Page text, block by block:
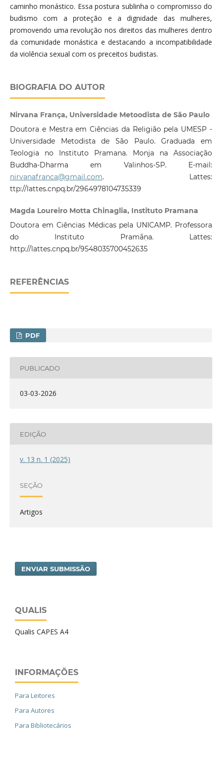
caminho monástico. Essa postura sublinha o compromisso do
budismo com a proteção e a dignidade das mulheres,
promovendo uma revolução nos direitos das mulheres dentro
da comunidade monástica e destacando a incompatibilidade
da violência sexual com os preceitos budistas.
BIOGRAFIA DO AUTOR
Nirvana França, Universidade Metoodista de São Paulo
Doutora e Mestra em Ciências da Religião pela UMESP -
Universidade Metodista de São Paulo. Graduada em
Teologia no Instituto Pramana. Monja na Associação
Buddha-Dharma em Valinhos-SP. E-mail:
nirvanafranca@gmail.com. Lattes:
ttp://lattes.cnpq.br/2964978104735339
Magda Loureiro Motta Chinaglia, Instituto Pramana
Doutora em Ciências Médicas pela UNICAMP. Professora
do Instituto Pramāṇa. Lattes:
http://lattes.cnpq.br/9548035700452635
REFERÊNCIAS
PDF
PUBLICADO
03-03-2026
EDIÇÃO
v. 13 n. 1 (2025)
SEÇÃO
Artigos
ENVIAR SUBMISSÃO
QUALIS
Qualis CAPES A4
INFORMAÇÕES
Para Leitores
Para Autores
Para Bibliotecários